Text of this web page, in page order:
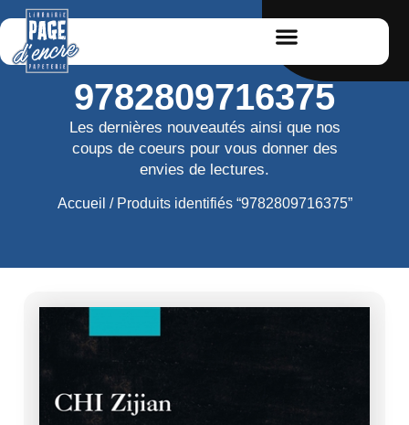
9782809716375
Les dernières nouveautés ainsi que nos
coups de coeurs pour vous donner des
envies de lectures.
Accueil / Produits identifiés “9782809716375”